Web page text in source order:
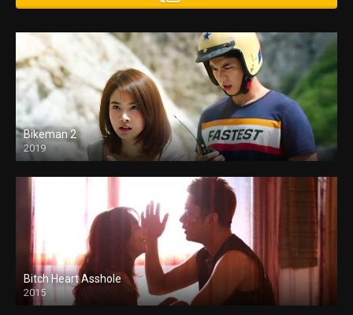
Bikeman 2
2019
Bitch Heart Asshole
2015